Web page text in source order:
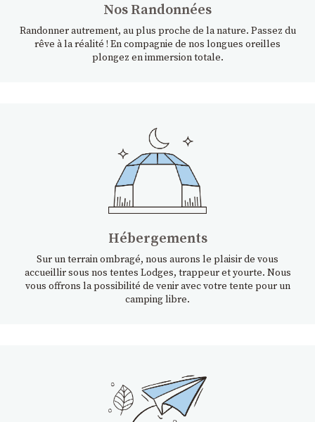
Nos Randonnées
Randonner autrement, au plus proche de la nature. Passez du
rêve à la réalité ! En compagnie de nos longues oreilles
plongez en immersion totale.
Hébergements
Sur un terrain ombragé, nous aurons le plaisir de vous
accueillir sous nos tentes Lodges, trappeur et yourte. Nous
vous offrons la possibilité de venir avec votre tente pour un
camping libre.